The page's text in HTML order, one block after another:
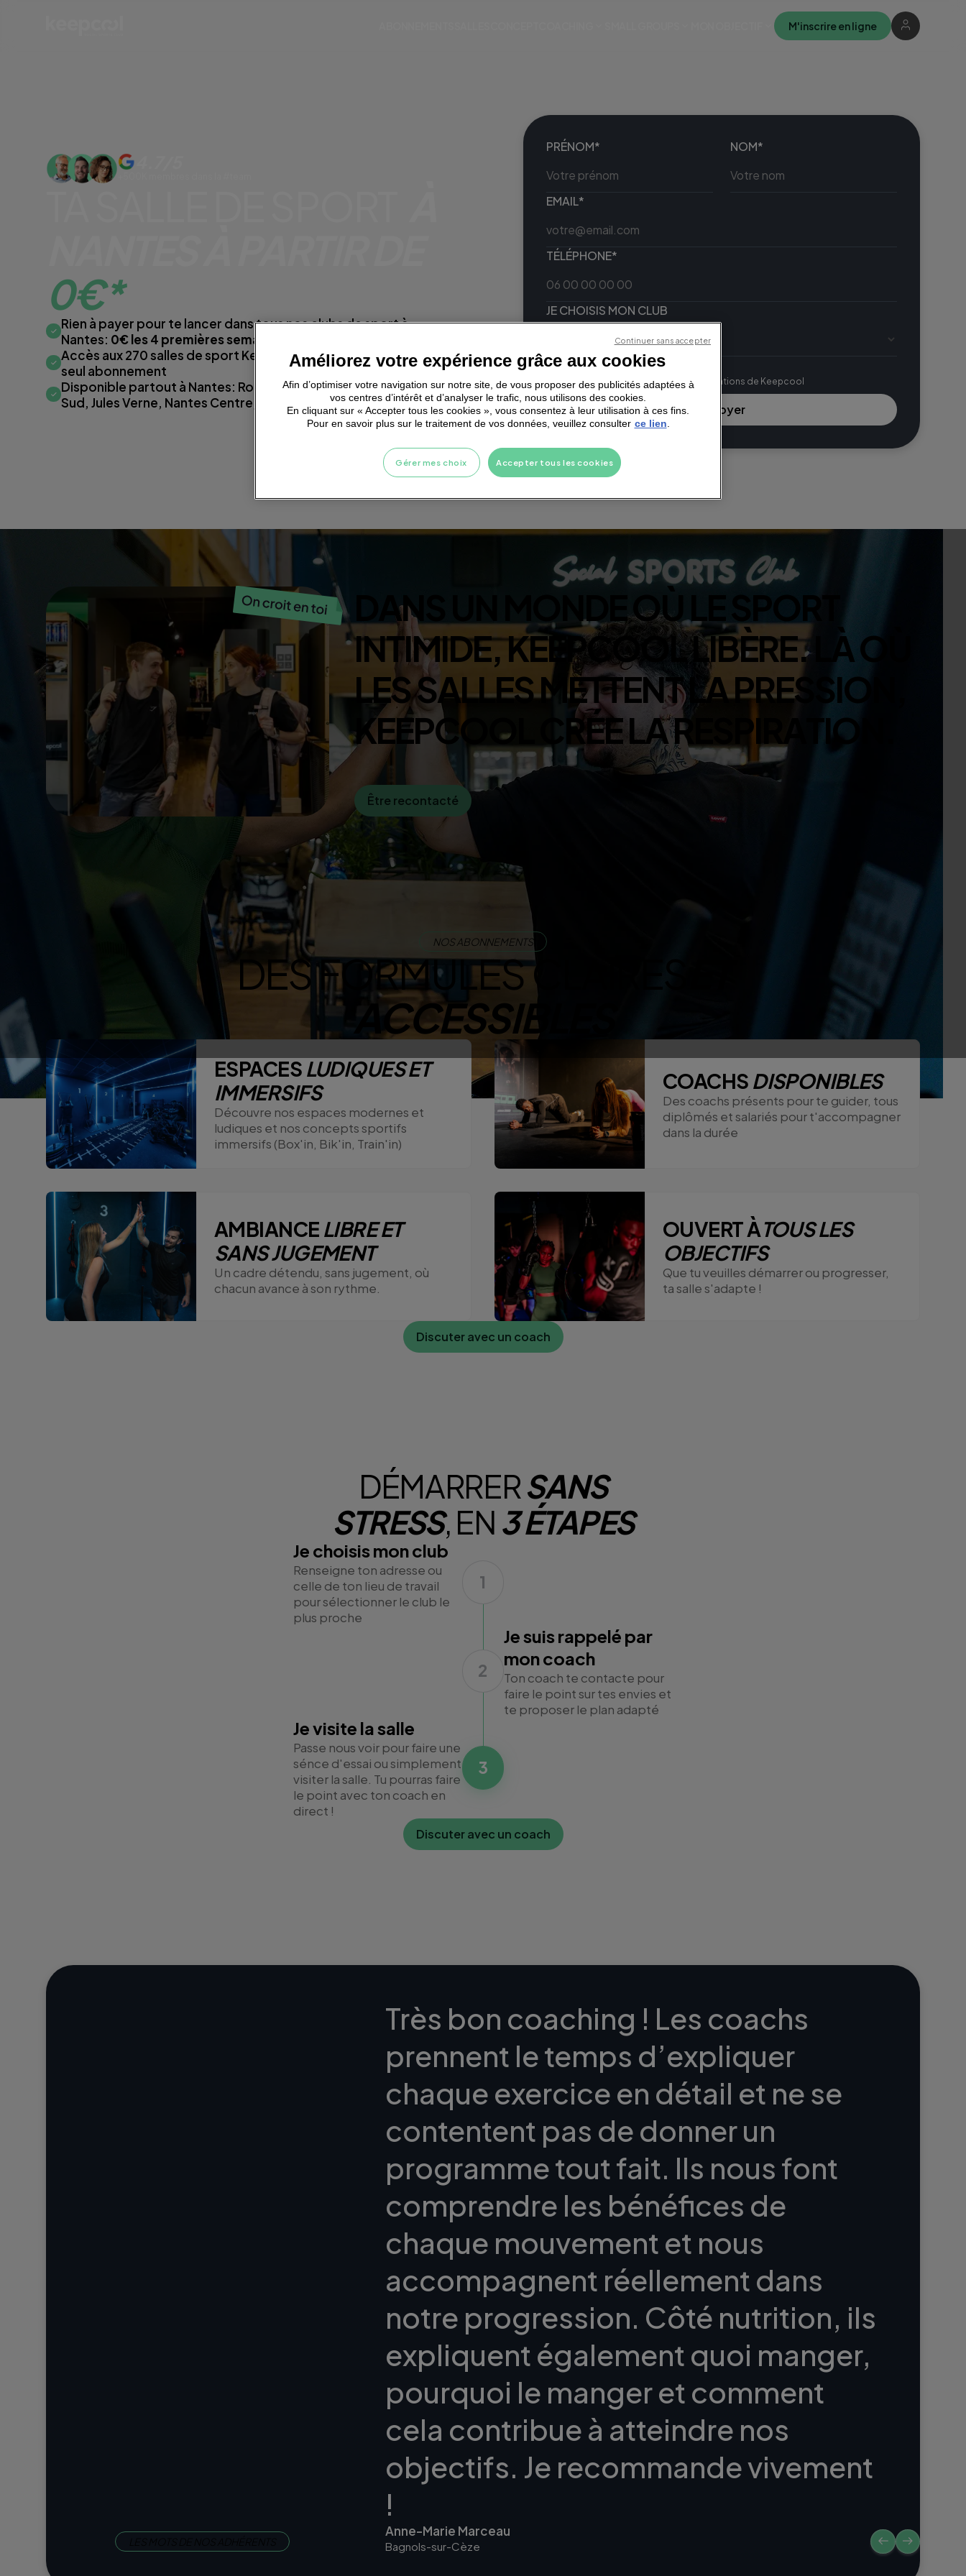
M'inscrire en ligne
0€*
Rien à payer pour te lancer dans tous nos clubs de sport à
Nantes: 0€ les 4 premières semaines !
Accès aux 270 salles de sport Keepcool et Neoness avec un
seul abonnement
Disponible partout à Nantes: Route de Vannes, Ragon, Pôle
Sud, Jules Verne, Nantes Centre, Hôtel-Dieu...
PRÉNOM* NOM*
EMAIL*
TÉLÉPHONE*
JE CHOISIS MON CLUB
J'accepte lesmentions légales*
J'accepte de recevoir les communications de Keepcool
AN OÙ OR
INTIMIDE,KEEPC O OLLIBÈRE. ÀO
LESSALLESMETTENTLAPRES SIO
KEEPC O O RÉELAR PI TIO
Être recontacté
NOS ABONNEMENTS
DES FORMULES CLAIRES
ACCESSIBLES
ESPACES LUDIQUES ET
IMMERSIFS
Découvre nos espaces modernes et
ludiques et nos concepts sportifs
immersifs (Box'in, Bik'in, Train'in)
COACHS DISPONIBLES
Des coachs présents pour te guider, tous
diplômés et salariés pour t'accompagner
dans la durée
AMBIANCE LIBRE ET
SANS JUGEMENT
Un cadre détendu, sans jugement, où
chacun avance à son rythme.
OUVERT ÀTOUS LES
OBJECTIFS
Que tu veuilles démarrer ou progresser,
ta salle s'adapte !
Discuter avec un coach
DÉMARRERSANS
STRESS, EN3 ÉTAPES
Je choisis mon club
Renseigne ton adresse ou
celle de ton lieu de travail
pour sélectionner le club le
plus proche
1
2
Je suis rappelé par
mon coach
Ton coach te contacte pour
faire le point sur tes envies et
te proposer le plan adapté
Je visite la salle
Passe nous voir pour faire une
sénce d'essai ou simplement
visiter la salle. Tu pourras faire
le point avec ton coach en
direct !
3
Discuter avec un coach
Très bon coaching ! Les coachs
prennent le temps d’expliquer
chaque exercice en détail et ne se
contentent pas de donner un
programme tout fait. Ils nous font
comprendre les bénéfices de
chaque mouvement et nous
accompagnent réellement dans
notre progression. Côté nutrition, ils
expliquent également quoi manger,
pourquoi le manger et comment
cela contribue à atteindre nos
objectifs. Je recommande vivement
!
Anne-Marie Marceau
Bagnols-sur-Cèze
Améliorez votre expérience grâce aux cookies
Afin d’optimiser votre navigation sur notre site, de vous proposer des publicités adaptées à
vos centres d’intérêt et d’analyser le trafic, nous utilisons des cookies.
En cliquant sur « Accepter tous les cookies », vous consentez à leur utilisation à ces fins.
Pour en savoir plus sur le traitement de vos données, veuillez consulter ce lien
Accepter tous les cookies
Gérer mes choix
Continuer sans accepter